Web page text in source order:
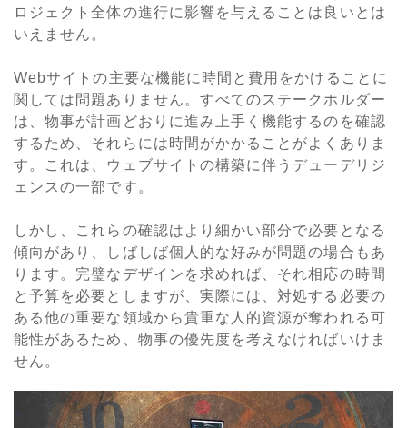
ロジェクト全体の進行に影響を与えることは良いとは
いえません。
Webサイトの主要な機能に時間と費用をかけることに
関しては問題ありません。すべてのステークホルダー
は、物事が計画どおりに進み上手く機能するのを確認
するため、それらには時間がかかることがよくありま
す。これは、ウェブサイトの構築に伴うデューデリジ
ェンスの一部です。
しかし、これらの確認はより細かい部分で必要となる
傾向があり、しばしば個人的な好みが問題の場合もあ
ります。完璧なデザインを求めれば、それ相応の時間
と予算を必要としますが、実際には、対処する必要の
ある他の重要な領域から貴重な人的資源が奪われる可
能性があるため、物事の優先度を考えなければいけま
せん。